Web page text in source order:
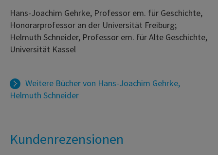
Hans-Joachim Gehrke, Professor em. für Geschichte,
Honorarprofessor an der Universität Freiburg;
Helmuth Schneider, Professor em. für Alte Geschichte,
Universität Kassel
Weitere Bücher von Hans-Joachim Gehrke,
Helmuth Schneider
Kundenrezensionen